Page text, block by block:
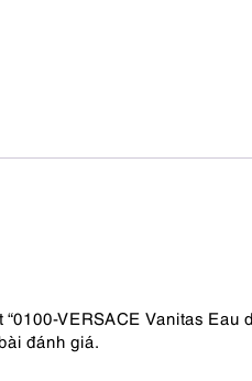
VERSACE Vanitas
đánh giá.